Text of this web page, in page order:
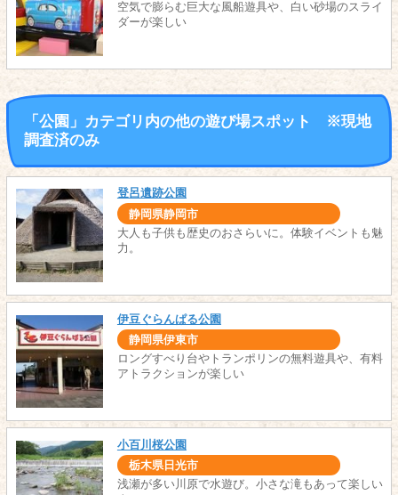
空気で膨らむ巨大な風船遊具や、白い砂場のスライ
ダーが楽しい
「公園」カテゴリ内の他の遊び場スポット ※現地
調査済のみ
登呂遺跡公園
静岡県静岡市
大人も子供も歴史のおさらいに。体験イベントも魅
力。
伊豆ぐらんぱる公園
静岡県伊東市
ロングすべり台やトランポリンの無料遊具や、有料
アトラクションが楽しい
小百川桜公園
栃木県日光市
浅瀬が多い川原で水遊び。小さな滝もあって楽しい